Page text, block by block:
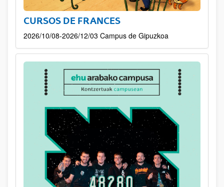
CURSOS DE FRANCES
2026/10/08-2026/12/03 Campus de Gipuzkoa